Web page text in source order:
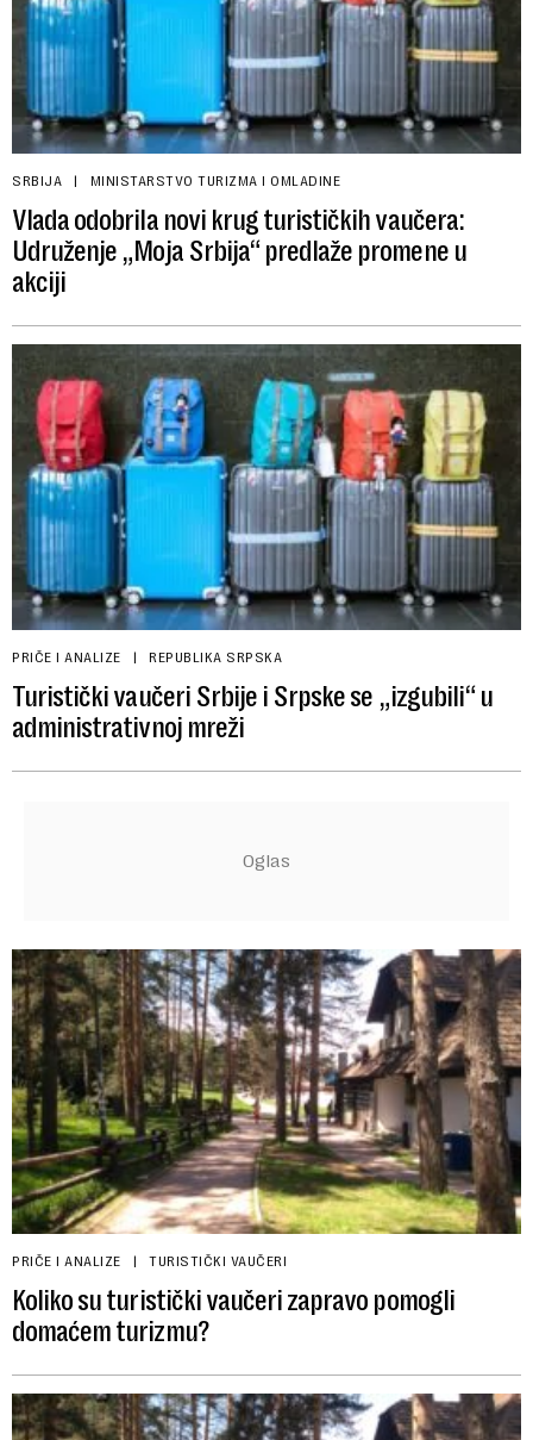
SRBIJA MINISTARSTVO TURIZMA I OMLADINE
Vlada odobrila novi krug turističkih vaučera:
Udruženje „Moja Srbija“ predlaže promene u
akciji
PRIČE I ANALIZE REPUBLIKA SRPSKA
Turistički vaučeri Srbije i Srpske se „izgubili“ u
administrativnoj mreži
PRIČE I ANALIZE TURISTIČKI VAUČERI
Koliko su turistički vaučeri zapravo pomogli
domaćem turizmu?